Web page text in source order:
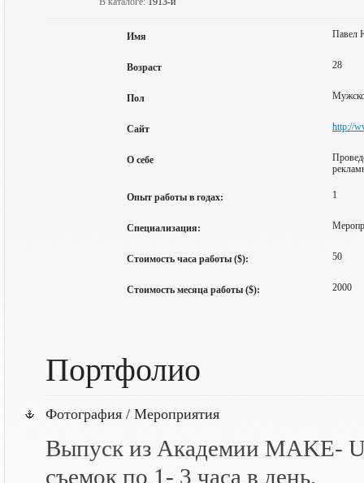
Имя Павел
Возраст 28
Пол
Сайт http://
О себе
Опыт работы в годах: 1
Специализация:
Стоимость часа работы ($): 50
Стоимость месяца работы ($): 2000
Портфолио
Фотография / Мероприятия
Выпуск из Академии MAKE-
съемок по 1- 3 часа в день.